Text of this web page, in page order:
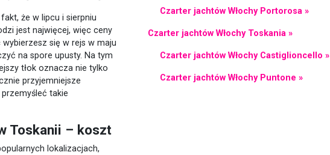
że w lipcu i sierpniu
jest najwięcej, więc ceny
się w rejs w maju
na spore upusty. Na tym
tłok oznacza nie tylko
przyjemniejsze
takie
Toskanii – koszt
lokalizacjach,
Czarter jachtów Włochy Portorosa »
Czarter jachtów Włochy Toskania »
Czarter jachtów Włochy Castiglioncello »
Czarter jachtów Włochy Puntone »